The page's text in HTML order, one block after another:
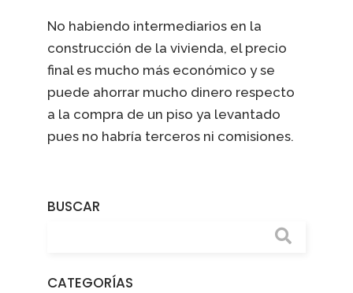
No habiendo intermediarios en la
construcción de la vivienda, el precio
final es mucho más económico y se
puede ahorrar mucho dinero respecto
a la compra de un piso ya levantado
pues no habría terceros ni comisiones.
BUSCAR
CATEGORÍAS